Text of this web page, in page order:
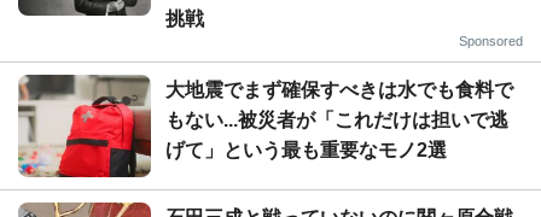
挑戦
Sponsored
大地震でまず確保すべきは水でも食料で
もない...被災者が「これだけは担いで逃
げて」という最も重要なモノ2選